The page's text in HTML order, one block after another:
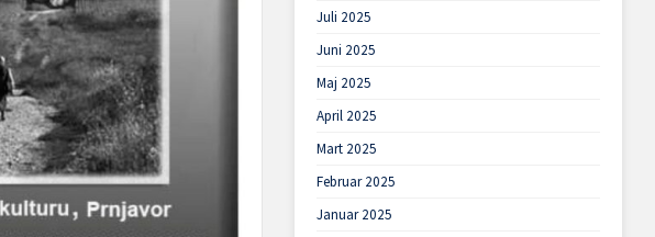
Juli 2025
Juni 2025
Maj 2025
April 2025
Mart 2025
Februar 2025
Januar 2025